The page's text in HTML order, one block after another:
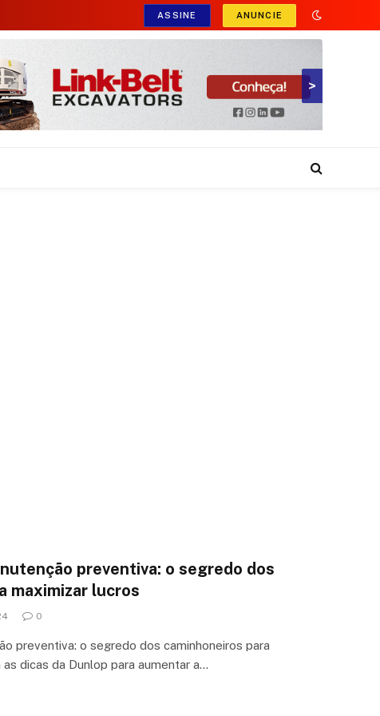
ASSINE ANUNCIE
>
preventiva: o segredo dos
maximizar lucros
0
preventiva: o segredo dos caminhoneiros para
dicas da Dunlop para aumentar a…